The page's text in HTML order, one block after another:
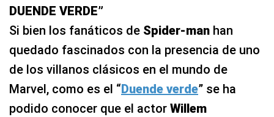
DUENDE VERDE”
Si bien los fanáticos de Spider-man han
quedado fascinados con la presencia de uno
de los villanos clásicos en el mundo de
Marvel, como es el “Duende verde” se ha
podido conocer que el actor Willem